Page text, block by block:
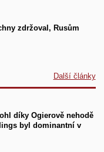
zdržoval, Rusům
Další články
díky Ogierově nehodě
byl dominantní v